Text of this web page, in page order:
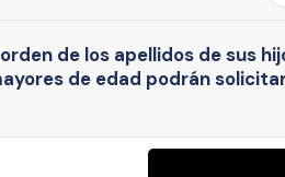
de los apellidos de sus
de edad podrán